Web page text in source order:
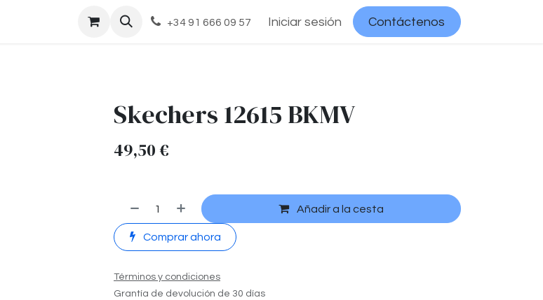
+34 91 666 09 57 Iniciar sesión Contáctenos
Skechers 12615 BKMV
49,50€
Añadir a la cesta
Comprar ahora
Términos y condiciones
Grantía de devolución de 30 días